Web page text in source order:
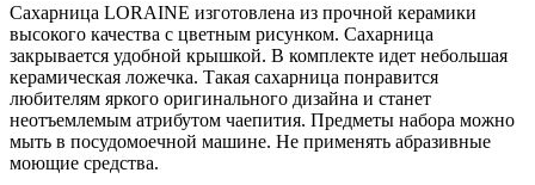
Сахарница LORAINE изготовлена из прочной керамики
высокого качества c цветным рисунком. Сахарница
закрывается удобной крышкой. В комплекте идет небольшая
керамическая ложечка. Такая сахарница понравится
любителям яркого оригинального дизайна и станет
неотъемлемым атрибутом чаепития. Предметы набора можно
мыть в посудомоечной машине. Не применять абразивные
моющие средства.